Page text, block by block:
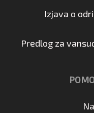
Izjava o
Predlog za